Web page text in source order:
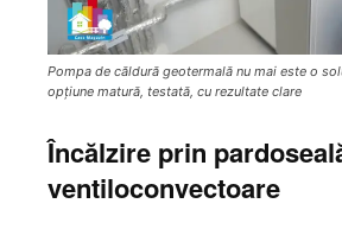
Pompa de căldură geotermală nu mai este o
opțiune matură, testată, cu rezultate clare
Încălzire prin
ventiloconvectoare